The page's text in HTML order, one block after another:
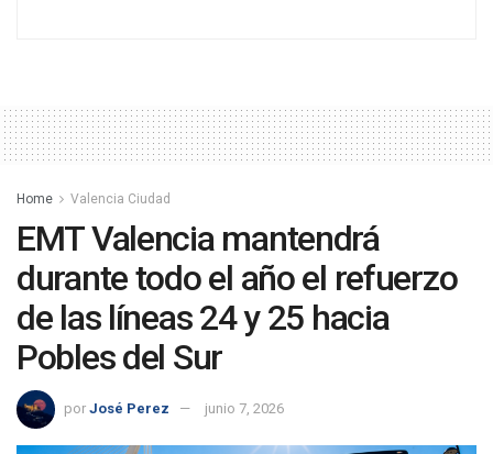
Home Valencia Ciudad
EMT Valencia mantendrá
durante todo el año el refuerzo
de las líneas 24 y 25 hacia
Pobles del Sur
por José Perez junio 7, 2026